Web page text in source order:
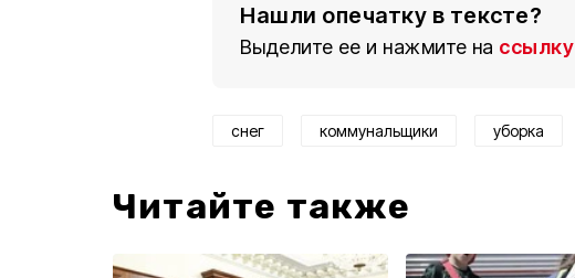
Нашли опечатку в тексте?
Выделите ее и нажмите на ссылку
снег коммунальщики уборка
Читайте также